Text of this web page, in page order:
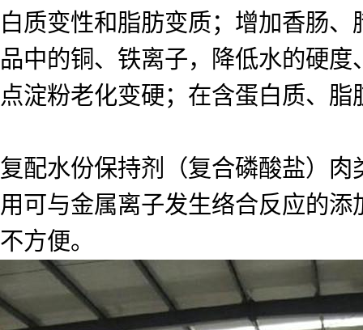
白质变性和脂肪变质；增加香肠
品中的铜、铁离子，降低水的硬
点淀粉老化变硬；在含蛋白质、脂
复配水份保持剂（复合磷酸盐）
用可与金属离子发生络合反应的
不方便。